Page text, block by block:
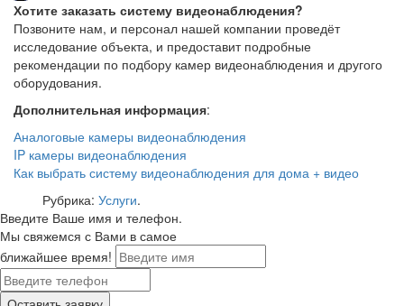
Хотите заказать систему видеонаблюдения?
Позвоните нам, и персонал нашей компании проведёт
исследование объекта, и предоставит подробные
рекомендации по подбору камер видеонаблюдения и другого
оборудования.
Дополнительная информация:
Аналоговые камеры видеонаблюдения
IP камеры видеонаблюдения
Как выбрать систему видеонаблюдения для дома + видео
Рубрика: Услуги.
Введите Ваше имя и телефон.
Мы свяжемся с Вами в самое
ближайшее время!